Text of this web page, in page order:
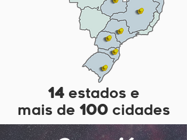
14 estados e
mais de 100cidades